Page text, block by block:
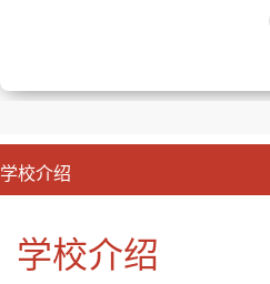
学校介绍
学校介绍